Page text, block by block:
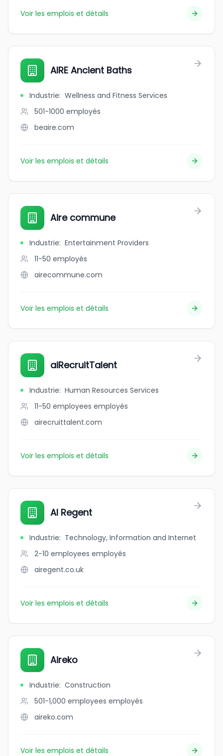
Voir les emplois et détails
AIRE Ancient Baths
Industrie: Wellness and Fitness Services
501-1000 employés
beaire.com
Voir les emplois et détails
Aire commune
Industrie: Entertainment Providers
11-50 employés
airecommune.com
Voir les emplois et détails
aiRecruitTalent
Industrie: Human Resources Services
11-50 employees employés
airecruittalent.com
Voir les emplois et détails
AI Regent
Industrie: Technology, Information and Internet
2-10 employees employés
airegent.co.uk
Voir les emplois et détails
Aireko
Industrie: Construction
501-1,000 employees employés
aireko.com
Voir les emplois et détails